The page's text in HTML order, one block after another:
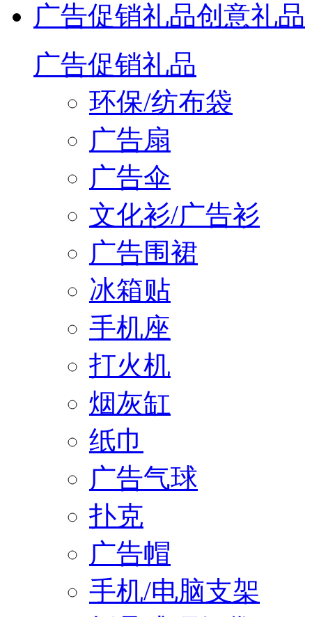
广告促销礼品创意礼品
广告促销礼品
环保/纺布袋
广告扇
广告伞
文化衫/广告衫
广告围裙
冰箱贴
手机座
打火机
烟灰缸
纸巾
广告气球
扑克
广告帽
手机/电脑支架